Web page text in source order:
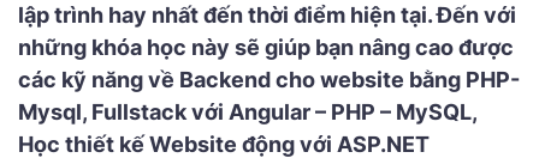
lập trình hay nhất đến thời điểm hiện tại. Đến với
những khóa học này sẽ giúp bạn nâng cao được
các kỹ năng về Backend cho website bằng PHP-
Mysql, Fullstack với Angular – PHP – MySQL,
Học thiết kế Website động với ASP.NET